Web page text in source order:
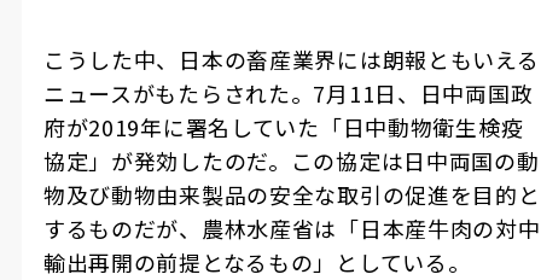
こうした中、日本の畜産業界には朗報ともいえる
ニュースがもたらされた。7月11日、日中両国政
府が2019年に署名していた「日中動物衛生検疫
協定」が発効したのだ。この協定は日中両国の動
物及び動物由来製品の安全な取引の促進を目的と
するものだが、農林水産省は「日本産牛肉の対中
輸出再開の前提となるもの」としている。